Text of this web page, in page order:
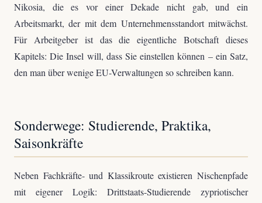
Nikosia, die es vor einer Dekade nicht gab, und ein
Arbeitsmarkt, der mit dem Unternehmensstandort mitwächst.
Für Arbeitgeber ist das die eigentliche Botschaft dieses
Kapitels: Die Insel will, dass Sie einstellen können – ein Satz,
den man über wenige EU-Verwaltungen so schreiben kann.
Sonderwege: Studierende, Praktika,
Saisonkräfte
Neben Fachkräfte- und Klassikroute existieren Nischenpfade
mit eigener Logik: Drittstaats-Studierende zypriotischer